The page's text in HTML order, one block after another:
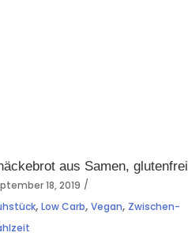
aus Samen, glutenfrei
18, 2019
, Low Carb, Vegan, Zwischen-